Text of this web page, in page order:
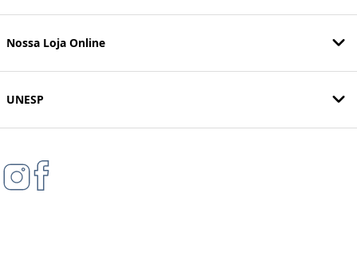
Nossa Loja Online
UNESP